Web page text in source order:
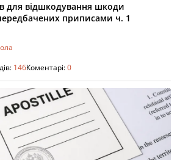
для відшкодування шкоди
передбачених приписами ч. 1
146Коментарі:0